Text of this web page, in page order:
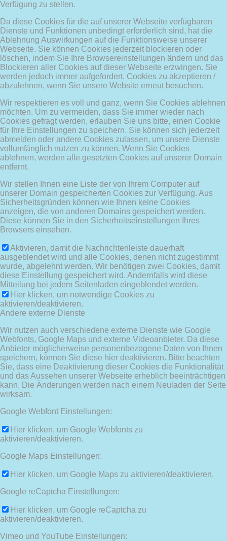
Verfügung zu stellen.
Da diese Cookies für die auf unserer Webseite verfügbaren
Dienste und Funktionen unbedingt erforderlich sind, hat die
Ablehnung Auswirkungen auf die Funktionsweise unserer
Webseite. Sie können Cookies jederzeit blockieren oder
löschen, indem Sie Ihre Browsereinstellungen ändern und das
Blockieren aller Cookies auf dieser Webseite erzwingen. Sie
werden jedoch immer aufgefordert, Cookies zu akzeptieren /
abzulehnen, wenn Sie unsere Website erneut besuchen.
Wir respektieren es voll und ganz, wenn Sie Cookies ablehnen
möchten. Um zu vermeiden, dass Sie immer wieder nach
Cookies gefragt werden, erlauben Sie uns bitte, einen Cookie
für Ihre Einstellungen zu speichern. Sie können sich jederzeit
abmelden oder andere Cookies zulassen, um unsere Dienste
vollumfänglich nutzen zu können. Wenn Sie Cookies
ablehnen, werden alle gesetzten Cookies auf unserer Domain
entfernt.
Wir stellen Ihnen eine Liste der von Ihrem Computer auf
unserer Domain gespeicherten Cookies zur Verfügung. Aus
Sicherheitsgründen können wie Ihnen keine Cookies
anzeigen, die von anderen Domains gespeichert werden.
Diese können Sie in den Sicherheitseinstellungen Ihres
Browsers einsehen.
Aktivieren, damit die Nachrichtenleiste dauerhaft
ausgeblendet wird und alle Cookies, denen nicht zugestimmt
wurde, abgelehnt werden. Wir benötigen zwei Cookies, damit
diese Einstellung gespeichert wird. Andernfalls wird diese
Mitteilung bei jedem Seitenladen eingeblendet werden.
Hier klicken, um notwendige Cookies zu
aktivieren/deaktivieren.
Andere externe Dienste
Wir nutzen auch verschiedene externe Dienste wie Google
Webfonts, Google Maps und externe Videoanbieter. Da diese
Anbieter möglicherweise personenbezogene Daten von Ihnen
speichern, können Sie diese hier deaktivieren. Bitte beachten
Sie, dass eine Deaktivierung dieser Cookies die Funktionalität
und das Aussehen unserer Webseite erheblich beeinträchtigen
kann. Die Änderungen werden nach einem Neuladen der Seite
wirksam.
Google Webfont Einstellungen:
Hier klicken, um Google Webfonts zu
aktivieren/deaktivieren.
Google Maps Einstellungen:
Hier klicken, um Google Maps zu aktivieren/deaktivieren.
Google reCaptcha Einstellungen:
Hier klicken, um Google reCaptcha zu
aktivieren/deaktivieren.
Vimeo und YouTube Einstellungen: